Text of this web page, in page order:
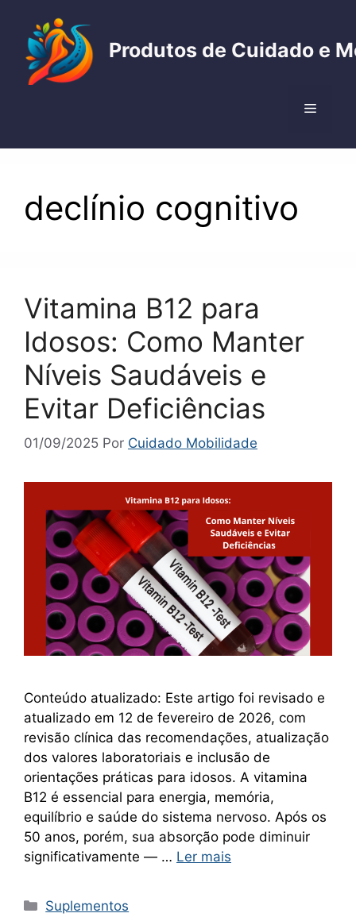
conteúdo
Produtos de Cuidado e
Menu
declínio cognitivo
Vitamina B12 para
Idosos: Como Manter
Níveis Saudáveis e
Evitar Deficiências
01/09/2025 Por Cuidado Mobilidade
Conteúdo atualizado: Este artigo foi revisado e
atualizado em 12 de fevereiro de 2026, com
revisão clínica das recomendações, atualização
dos valores laboratoriais e inclusão de
orientações práticas para idosos. A vitamina
B12 é essencial para energia, memória,
equilíbrio e saúde do sistema nervoso. Após os
50 anos, porém, sua absorção pode diminuir
significativamente — … Ler mais
Categorias
Suplementos